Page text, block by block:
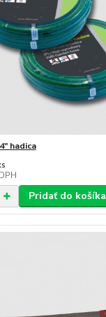
hadica
Pridať do košíka